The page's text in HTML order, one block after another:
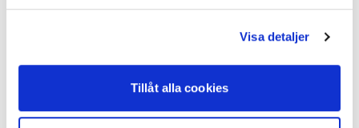
Visa detaljer
Tillåt alla cookies
för att kvalitetssäkra att senaste version är den
gällande?
Med detta på plats så får ni stora kvalitets- och
effektivitetsvinster, dvs detta är värt att investera i.